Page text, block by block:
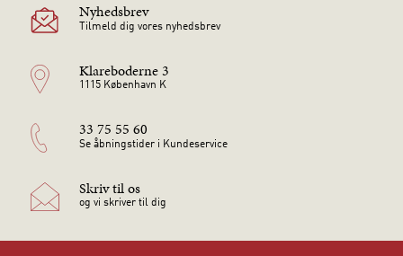
Nyhedsbrev
Tilmeld dig vores nyhedsbrev
Klareboderne 3
1115 København K
33 75 55 60
Se åbningstider i Kundeservice
Skriv til os
og vi skriver til dig